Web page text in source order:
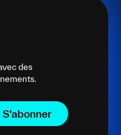
des
S'abonner